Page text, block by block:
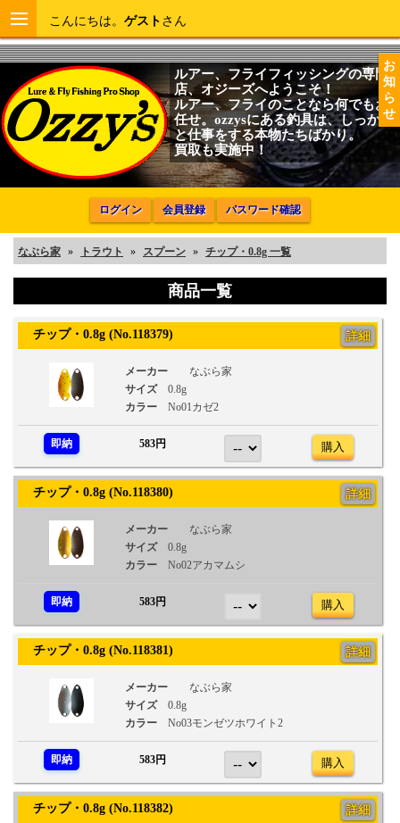
お
知
ら
せ
こんにちは。 ゲスト さん
ルアー、フライフィッシングの専門
店、オジーズへようこそ！
ルアー、フライのことなら何でもお
任せ。ozzysにある釣具は、しっかり
と仕事をする本物たちばかり。
買取も実施中！
ログイン 会員登録 パスワード確認
なぶら家 » トラウト » スプーン » チップ・0.8g 一覧
商品一覧
チップ・0.8g (No.118379) 詳細
メーカー
なぶら家
サイズ
0.8g
カラー
No01カゼ2
即納 583円 購入
チップ・0.8g (No.118380) 詳細
メーカー
なぶら家
サイズ
0.8g
カラー
No02アカマムシ
即納 583円 購入
チップ・0.8g (No.118381) 詳細
メーカー
なぶら家
サイズ
0.8g
カラー
No03モンゼツホワイト2
即納 583円 購入
チップ・0.8g (No.118382) 詳細